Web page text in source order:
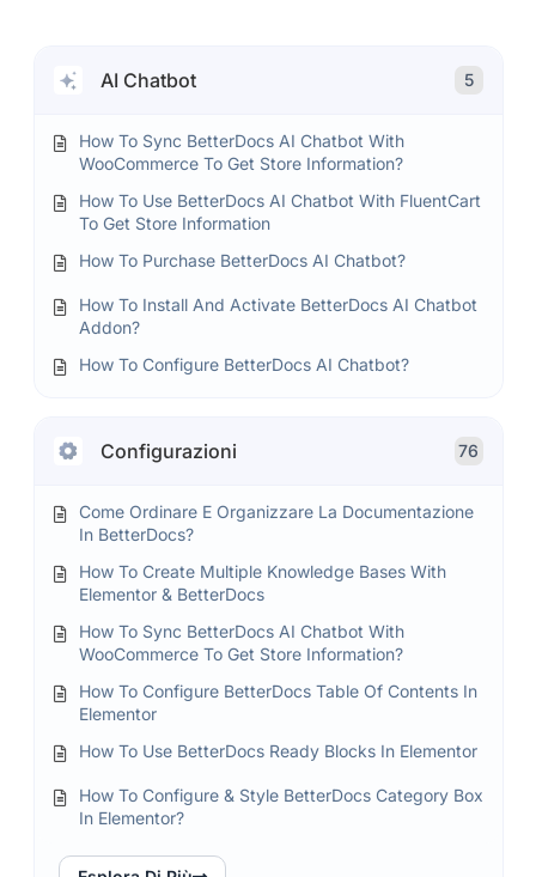
AI Chatbot 5
How To Sync BetterDocs AI Chatbot With
WooCommerce To Get Store Information?
How To Use BetterDocs AI Chatbot With FluentCart
To Get Store Information
How To Purchase BetterDocs AI Chatbot?
How To Install And Activate BetterDocs AI Chatbot
Addon?
How To Configure BetterDocs AI Chatbot?
Configurazioni 76
Come Ordinare E Organizzare La Documentazione
In BetterDocs?
How To Create Multiple Knowledge Bases With
Elementor & BetterDocs
How To Sync BetterDocs AI Chatbot With
WooCommerce To Get Store Information?
How To Configure BetterDocs Table Of Contents In
Elementor
How To Use BetterDocs Ready Blocks In Elementor
How To Configure & Style BetterDocs Category Box
In Elementor?